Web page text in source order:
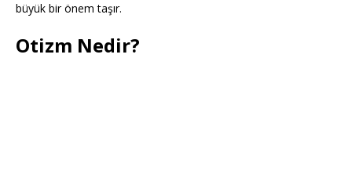
büyük bir önem taşır.
Otizm Nedir?